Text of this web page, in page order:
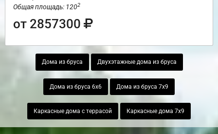
Общая площадь: 1202
от 2857300
Дома из бруса Двухэтажные дома из бруса
Дома из бруса 6х6 Дома из бруса 7х9
Каркасные дома с террасой Каркасные дома 7х9